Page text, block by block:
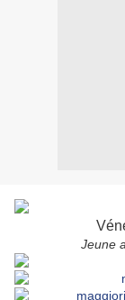
Jeune